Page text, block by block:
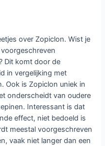
over Zopiclon. Wist je
Dit komt door de
in vergelijking met
Ook is Zopiclon uniek in
onderscheidt van oudere
Interessant is dat
effect, niet bedoeld is
meestal voorgeschreven
vaak niet langer dan een